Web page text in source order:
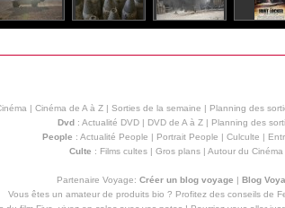
| Cinéma de A à Z| Sorties de la semaine | Planning des
Dvd: Actualité DVD| DVD de A à Z| Planning des
People : Actualité People | Portrait People | Culculte |
Culte : Films cultes | Gros plans | Autour du Cinéma
Partenaire Voyage: Créer un blog voyage | Blog
Vous êtes un amateur de produits bio ? Profitez des conseils de